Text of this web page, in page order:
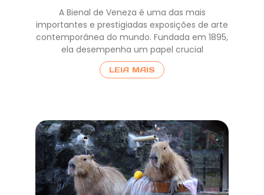
A Bienal de Veneza é uma das mais
importantes e prestigiadas exposições de arte
contemporânea do mundo. Fundada em 1895,
ela desempenha um papel crucial
LEIA MAIS